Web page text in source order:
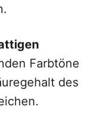
Farbtöne
des